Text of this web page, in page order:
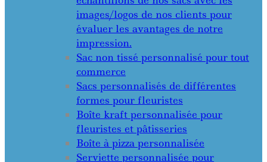
images/logos de nos clients pour
évaluer les avantages de notre
impression.
Sac non tissé personnalisé pour tout
commerce
Sacs personnalisés de différentes
formes pour fleuristes
Boîte kraft personnalisée pour
fleuristes et pâtisseries
Boîte à pizza personnalisée
Serviette personnalisée pour